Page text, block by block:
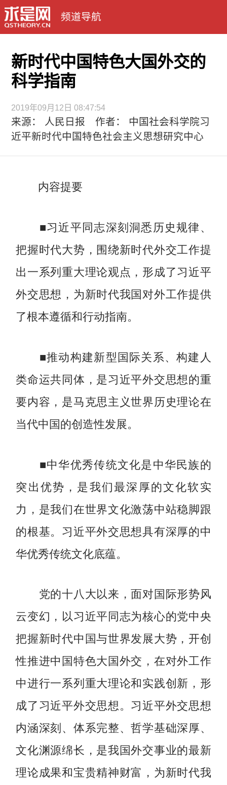
频道导航
新时代中国特色大国外交的
科学指南
2019年09月12日 08:47:54
来源： 人民日报 作者： 中国社会科学院习
近平新时代中国特色社会主义思想研究中心
内容提要
■习近平同志深刻洞悉历史规律、
把握时代大势，围绕新时代外交工作提
出一系列重大理论观点，形成了习近平
外交思想，为新时代我国对外工作提供
了根本遵循和行动指南。
■推动构建新型国际关系、构建人
类命运共同体，是习近平外交思想的重
要内容，是马克思主义世界历史理论在
当代中国的创造性发展。
■中华优秀传统文化是中华民族的
突出优势，是我们最深厚的文化软实
力，是我们在世界文化激荡中站稳脚跟
的根基。习近平外交思想具有深厚的中
华优秀传统文化底蕴。
党的十八大以来，面对国际形势风
云变幻，以习近平同志为核心的党中央
把握新时代中国与世界发展大势，开创
性推进中国特色大国外交，在对外工作
中进行一系列重大理论和实践创新，形
成了习近平外交思想。习近平外交思想
内涵深刻、体系完整、哲学基础深厚、
文化渊源绵长，是我国外交事业的最新
理论成果和宝贵精神财富，为新时代我